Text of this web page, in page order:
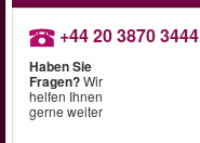
+44 20 3870 3444
Haben Sie
Fragen?Wir
helfen Ihnen
gerne weiter